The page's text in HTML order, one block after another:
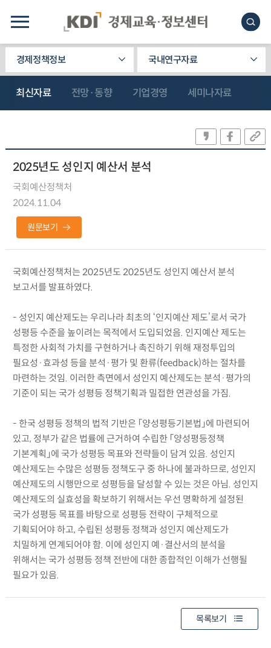
경제정책정보 국내연구자료
최신자료 전망·동향 기업경영 세미나자료
2025년도 성인지 예산서 분석
국회예산정책처
2024.11.04
원문보기
국회예산정책처는 2025년도 2025년도 성인지 예산서 분석
보고서를 발표하였다.
- 성인지 예산제도는 우리나라 최초의 ‘인지예산 제도’로서 국가
성평등 수준을 높이려는 목적에서 도입되었음. 인지예산 제도는
특정한 사회적 가치를 구현하거나 촉진하기 위해 재정투입의
필요성·효과성 등을 분석·평가 및 환류(feedback)하는 절차를
마련하는 것임. 이러한 측면에서 성인지 예산제도는 분석·평가의
기준이 되는 국가 성평등 정책기획과 밀접한 연관성을 가짐.
- 한국 성평등 정책의 법적 기반은 「양성평등기본법」에 마련되어
있고, 정부가 같은 법률에 근거하여 수립한 「양성평등정책
기본계획」에 국가 성평등 목표와 전략들이 담겨 있음. 성인지
예산제도는 수많은 성평등 정책도구 중 하나에 불과하므로, 성인지
예산제도의 시행만으로 성평등을 달성할 수 있는 것은 아님. 성인지
예산제도의 실효성을 확보하기 위해서는 우선 명확하게 설정된
국가 성평등 목표를 바탕으로 성평등 전략이 구체적으로
기획되어야 하고, 수립된 성평등 정책과 성인지 예산제도가
치밀하게 연계되어야 함. 이에 성인지 예·결산서의 분석을
위해서는 국가 성평등 정책 전반에 대한 종합적인 이해가 선행될
필요가 있음.
목록보기